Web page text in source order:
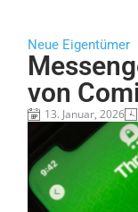
Neue Eigentümer
von
13. Januar, 2026